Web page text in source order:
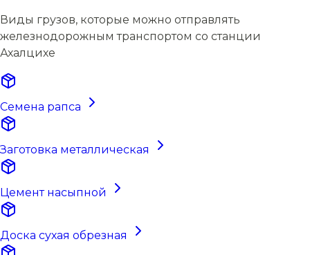
Виды грузов, которые можно отправлять
железнодорожным транспортом со станции
Ахалцихе
Семена рапса
Заготовка металлическая
Цемент насыпной
Доска сухая обрезная